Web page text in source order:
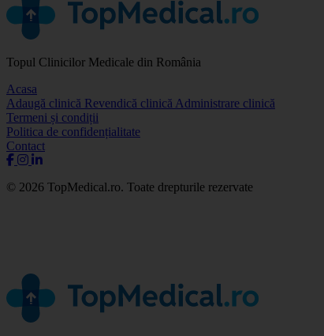
Topul Clinicilor Medicale din România
Acasa
Adaugă clinică Revendică clinică Administrare clinică
Termeni și condiții
Politica de confidențialitate
Contact
© 2026 TopMedical.ro. Toate drepturile rezervate